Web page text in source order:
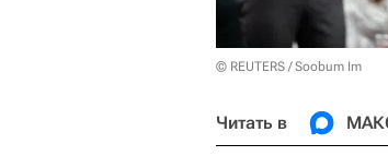
© REUTERS / Soobum Im
Читать в